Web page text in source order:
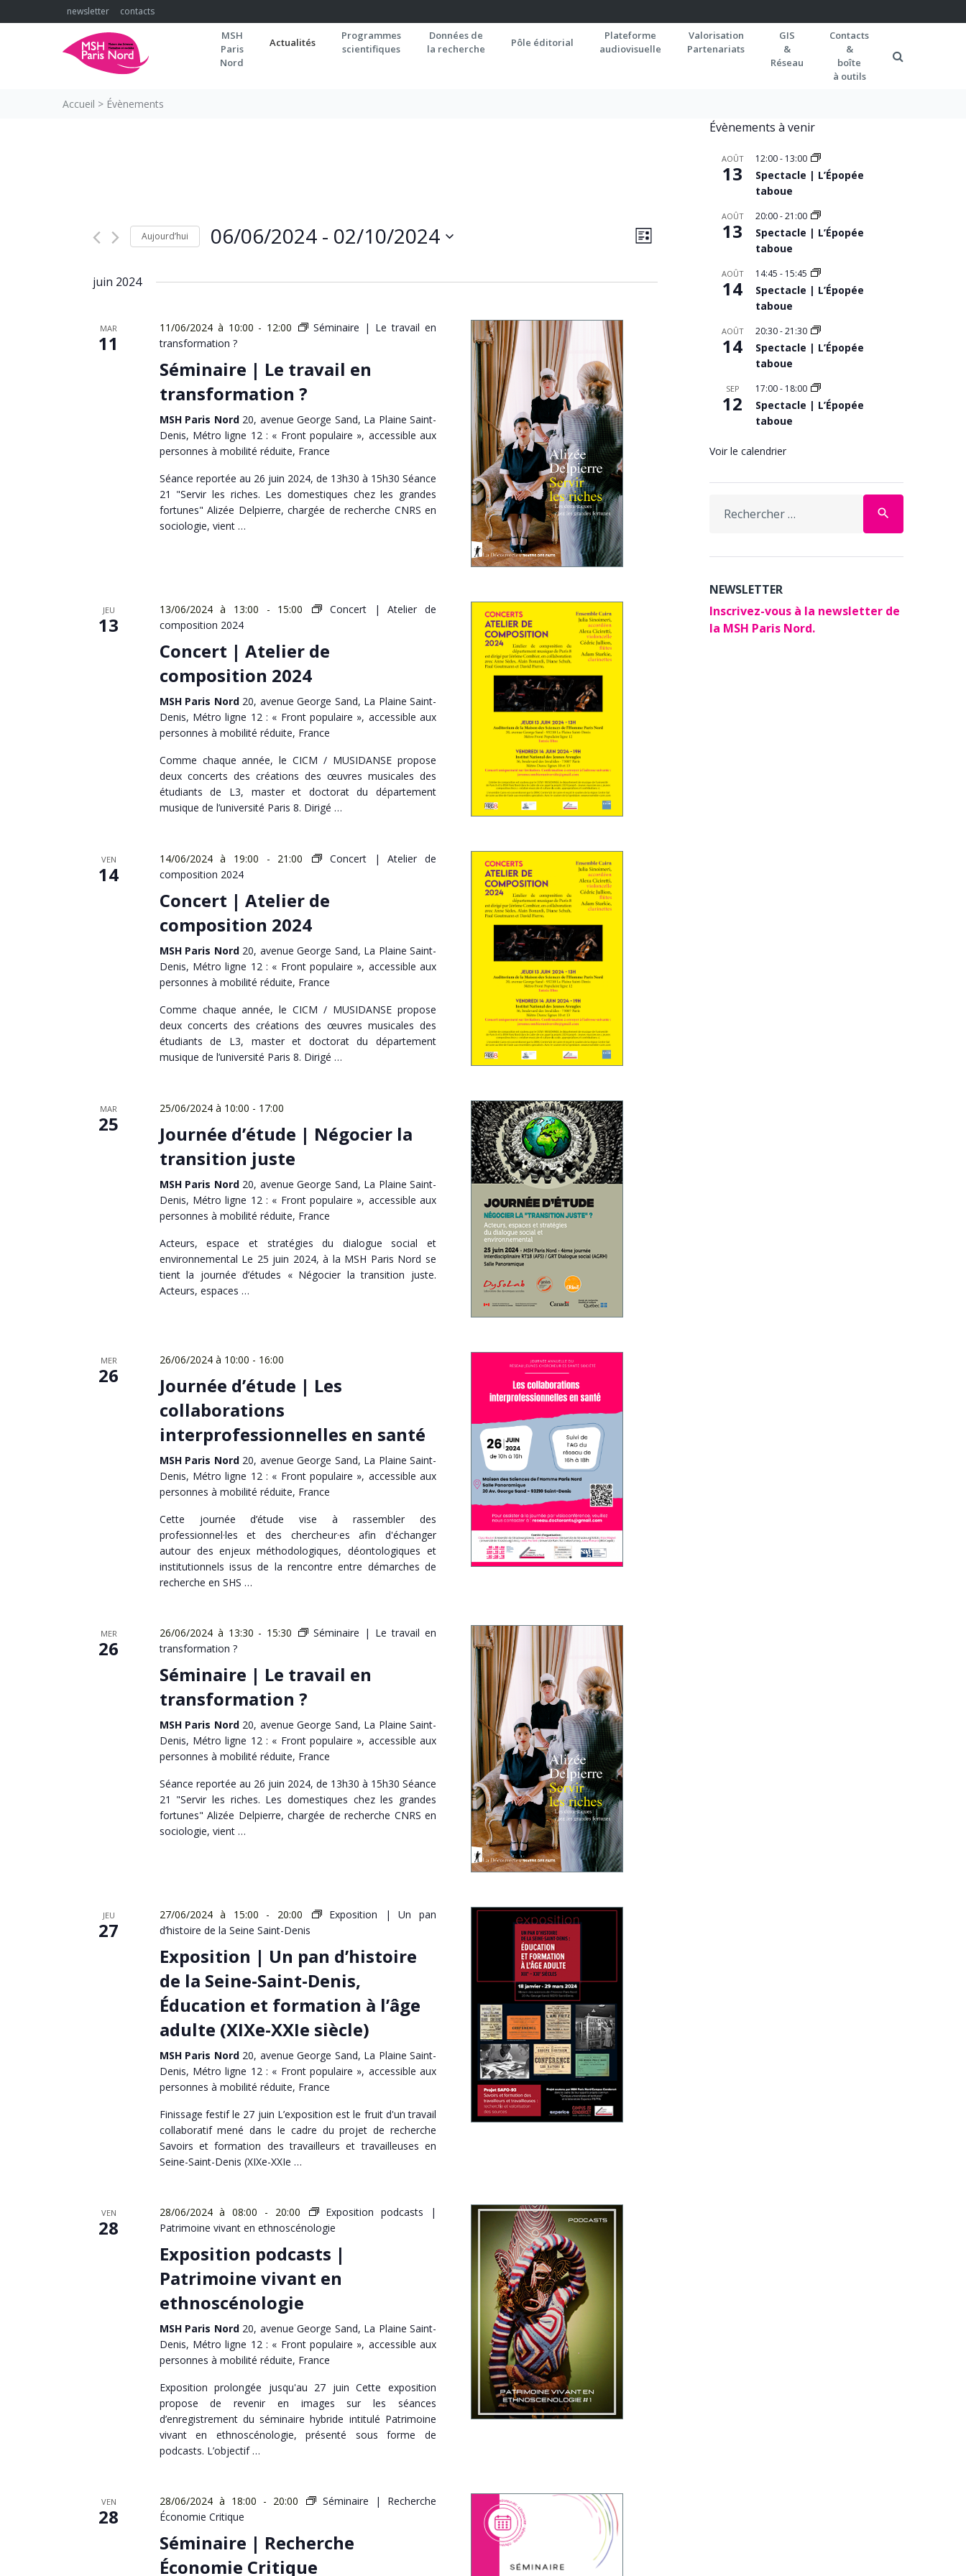
to
newsletter contacts
MSH
Paris
Nord
Actualités
Programmes
scientifiques
Données de
la recherche
Pôle éditorial
Plateforme
audiovisuelle
Valorisation
Partenariats
GIS
&
Réseau
Contacts
&
boîte
à outils
Accueil > Évènements
NAVIGATION
CONSULTATIONS
Navigation
Évènement
LISTE
Aujourd’hui 06/06/2024 - 02/10/2024
juin 2024
MAR
11
11/06/2024 à 10:00 - 12:00
Séminaire | Le travail en
transformation ?
Séminaire | Le travail en
transformation ?
MSH Paris Nord 20, avenue George Sand, La Plaine Saint-
Denis, Métro ligne 12 : « Front populaire », accessible aux
personnes à mobilité réduite, France
Séance reportée au 26 juin 2024, de 13h30 à 15h30 Séance
21 "Servir les riches. Les domestiques chez les grandes
fortunes" Alizée Delpierre, chargée de recherche CNRS en
sociologie, vient …
JEU
13
13/06/2024 à 13:00 - 15:00
Concert | Atelier de
composition 2024
Concert | Atelier de
composition 2024
MSH Paris Nord 20, avenue George Sand, La Plaine Saint-
Denis, Métro ligne 12 : « Front populaire », accessible aux
personnes à mobilité réduite, France
Comme chaque année, le CICM / MUSIDANSE propose
deux concerts des créations des œuvres musicales des
étudiants de L3, master et doctorat du département
musique de l’université Paris 8. Dirigé …
VEN
14
14/06/2024 à 19:00 - 21:00
Concert | Atelier de
composition 2024
Concert | Atelier de
composition 2024
MSH Paris Nord 20, avenue George Sand, La Plaine Saint-
Denis, Métro ligne 12 : « Front populaire », accessible aux
personnes à mobilité réduite, France
Comme chaque année, le CICM / MUSIDANSE propose
deux concerts des créations des œuvres musicales des
étudiants de L3, master et doctorat du département
musique de l’université Paris 8. Dirigé …
MAR
25
25/06/2024 à 10:00 - 17:00
Journée d’étude | Négocier la
transition juste
MSH Paris Nord 20, avenue George Sand, La Plaine Saint-
Denis, Métro ligne 12 : « Front populaire », accessible aux
personnes à mobilité réduite, France
Acteurs, espace et stratégies du dialogue social et
environnemental Le 25 juin 2024, à la MSH Paris Nord se
tient la journée d’études « Négocier la transition juste.
Acteurs, espaces …
MER
26
26/06/2024 à 10:00 - 16:00
Journée d’étude | Les
collaborations
interprofessionnelles en santé
MSH Paris Nord 20, avenue George Sand, La Plaine Saint-
Denis, Métro ligne 12 : « Front populaire », accessible aux
personnes à mobilité réduite, France
Cette journée d’étude vise à rassembler des
professionnel·les et des chercheur·es afin d'échanger
autour des enjeux méthodologiques, déontologiques et
institutionnels issus de la rencontre entre démarches de
recherche en SHS …
MER
26
26/06/2024 à 13:30 - 15:30
Séminaire | Le travail en
transformation ?
Séminaire | Le travail en
transformation ?
MSH Paris Nord 20, avenue George Sand, La Plaine Saint-
Denis, Métro ligne 12 : « Front populaire », accessible aux
personnes à mobilité réduite, France
Séance reportée au 26 juin 2024, de 13h30 à 15h30 Séance
21 "Servir les riches. Les domestiques chez les grandes
fortunes" Alizée Delpierre, chargée de recherche CNRS en
sociologie, vient …
JEU
27
27/06/2024 à 15:00 - 20:00
Exposition | Un pan
d’histoire de la Seine Saint-Denis
Exposition | Un pan d’histoire
de la Seine-Saint-Denis,
Éducation et formation à l’âge
adulte (XIXe-XXIe siècle)
MSH Paris Nord 20, avenue George Sand, La Plaine Saint-
Denis, Métro ligne 12 : « Front populaire », accessible aux
personnes à mobilité réduite, France
Finissage festif le 27 juin L’exposition est le fruit d'un travail
collaboratif mené dans le cadre du projet de recherche
Savoirs et formation des travailleurs et travailleuses en
Seine-Saint-Denis (XIXe-XXIe …
VEN
28
28/06/2024 à 08:00 - 20:00
Exposition podcasts |
Patrimoine vivant en ethnoscénologie
Exposition podcasts |
Patrimoine vivant en
ethnoscénologie
MSH Paris Nord 20, avenue George Sand, La Plaine Saint-
Denis, Métro ligne 12 : « Front populaire », accessible aux
personnes à mobilité réduite, France
Exposition prolongée jusqu'au 27 juin Cette exposition
propose de revenir en images sur les séances
d’enregistrement du séminaire hybride intitulé Patrimoine
vivant en ethnoscénologie, présenté sous forme de
podcasts. L’objectif …
VEN
28
28/06/2024 à 18:00 - 20:00
Séminaire | Recherche
Économie Critique
Séminaire | Recherche
Économie Critique
Évènements à venir
AOÛT
13
12:00- 13:00
Spectacle | L’Épopée
taboue
AOÛT
13
20:00-21:00
Spectacle | L’Épopée
taboue
AOÛT
14
14:45 - 15:45
Spectacle | L’Épopée
taboue
AOÛT
14
20:30-21:30
Spectacle | L’Épopée
taboue
SEP
12
17:00- 18:00
Spectacle | L’Épopée
taboue
Voir le calendrier
for:
search
NEWSLETTER
Inscrivez-vous à la newsletter de
la MSH Paris Nord.